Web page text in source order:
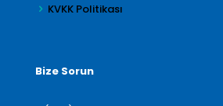
KVKK Politikası
Bize Sorun